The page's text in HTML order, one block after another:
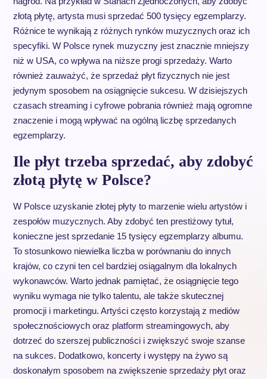
złotą płytę, artysta musi sprzedać 500 tysięcy egzemplarzy.
Różnice te wynikają z różnych rynków muzycznych oraz ich
specyfiki. W Polsce rynek muzyczny jest znacznie mniejszy
niż w USA, co wpływa na niższe progi sprzedaży. Warto
również zauważyć, że sprzedaż płyt fizycznych nie jest
jedynym sposobem na osiągnięcie sukcesu. W dzisiejszych
czasach streaming i cyfrowe pobrania również mają ogromne
znaczenie i mogą wpływać na ogólną liczbę sprzedanych
egzemplarzy.
Ile płyt trzeba sprzedać, aby zdobyć
złotą płytę w Polsce?
W Polsce uzyskanie złotej płyty to marzenie wielu artystów i
zespołów muzycznych. Aby zdobyć ten prestiżowy tytuł,
konieczne jest sprzedanie 15 tysięcy egzemplarzy albumu.
To stosunkowo niewielka liczba w porównaniu do innych
krajów, co czyni ten cel bardziej osiągalnym dla lokalnych
wykonawców. Warto jednak pamiętać, że osiągnięcie tego
wyniku wymaga nie tylko talentu, ale także skutecznej
promocji i marketingu. Artyści często korzystają z mediów
społecznościowych oraz platform streamingowych, aby
dotrzeć do szerszej publiczności i zwiększyć swoje szanse
na sukces. Dodatkowo, koncerty i występy na żywo są
doskonałym sposobem na zwiększenie sprzedaży płyt oraz